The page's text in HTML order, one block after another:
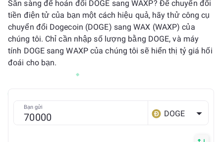
Sẵn sàng để hoán đổi DOGE sang WAXP? Để chuyển đổi
tiền điện tử của bạn một cách hiệu quả, hãy thử công cụ
chuyển đổi Dogecoin (DOGE) sang WAX (WAXP) của
chúng tôi. Chỉ cần nhập số lượng bằng DOGE, và máy
tính DOGE sang WAXP của chúng tôi sẽ hiển thị tỷ giá hối
đoái cho bạn.
Bạn gửi
DOGE